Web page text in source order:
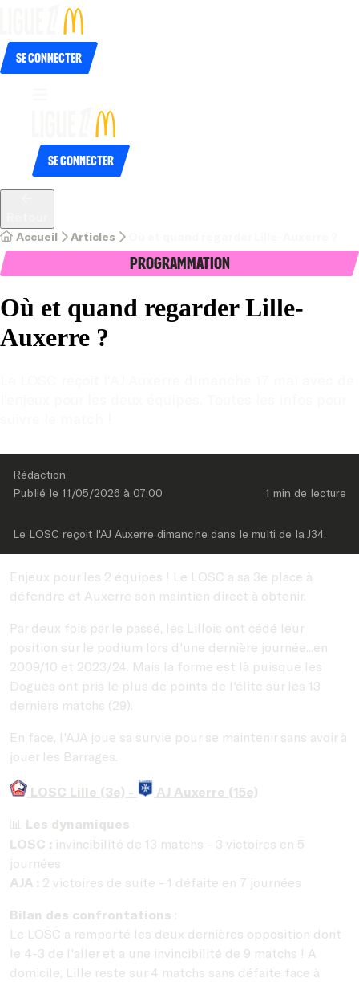
Se connecter
Se connecter
Accueil Articles
Programmation
Où et quand regarder Lille-
Auxerre ?
Rédaction
Publié le 11/05/2026 à 07:00 1 min de lecture
Le LOSC reçoit l'AJ Auxerre dimanche dans le multi de la J34.
Enjeux pour les 2 équipes ! Le LOSC a sa 3e place à
défendre et Auxerre son maintien direct à obtenir.
Par deux fois par le passé, les Lillois ont cédé leur
position sur le podium lors d'une dernière journée...en
2009/10 et 2023/24. Mais la forme est là puisque les
Dogues ont pris le plus de points de l'élite sur les 13
derniers matchs (29).
En face, l'AJA joue sa survie pour se maintenir sans avoir à
jouer les Barrages.
LOSC Lille (3e) - AJ Auxerre (15e)
📊 Les dynamiques
LOSC : invincibilité de 13 matchs - 3 victoires en 5
journées
AJA : 2 victoires de suite - 1 défaite en 7 journées
Bilan des confrontations :
Le LOSC a remporté les deux dernières opposition dont
le 4-3 de l'aller et a une invincibilité de 9 matchs ! A
domicile, Lille reste sur 4 matchs sans défaite face à